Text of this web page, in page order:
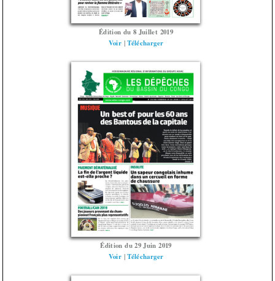
Édition du 8 Juillet 2019
Voir |Télécharger
Édition du 29 Juin 2019
Voir |Télécharger